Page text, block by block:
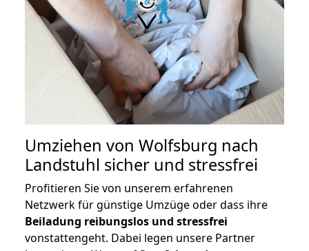
Umziehen von Wolfsburg nach
Landstuhl sicher und stressfrei
Profitieren Sie von unserem erfahrenen
Netzwerk für günstige Umzüge oder dass ihre
Beiladung reibungslos und stressfrei
vonstattengeht. Dabei legen unsere Partner